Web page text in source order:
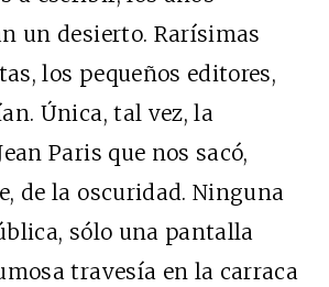
un desierto. Rarísimas
los pequeños editores,
Única, tal vez, la
Paris que nos sacó,
de la oscuridad. Ninguna
sólo una pantalla
travesía en la carraca